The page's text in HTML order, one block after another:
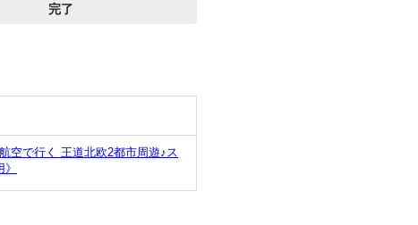
完了
空で行く 王道北欧2都市周遊♪ス